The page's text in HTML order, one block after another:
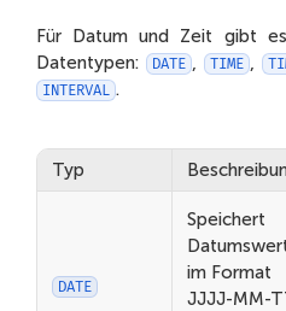
Für Datum und Zeit gibt
Datentypen:
DATE , TIME ,
INTERVAL .
Typ
DATE
Speichert
im Format
JJJJ-MM-